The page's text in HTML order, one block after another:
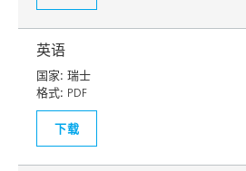
英语
国家: 瑞士
格式: PDF
下载